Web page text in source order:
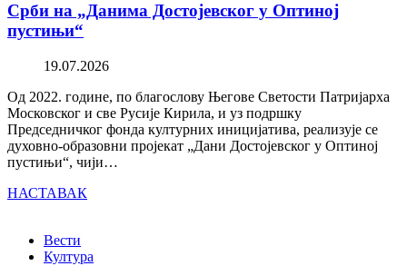
Срби на „Данима Достојевског у Оптиној
пустињи“
19.07.2026
Од 2022. године, по благослову Његове Светости Патријарха
Московског и све Русије Кирила, и уз подршку
Председничког фонда културних иницијатива, реализује се
духовно-образовни пројекат „Дани Достојевског у Оптиној
пустињи“, чији…
НАСТАВАК
Вести
Култура